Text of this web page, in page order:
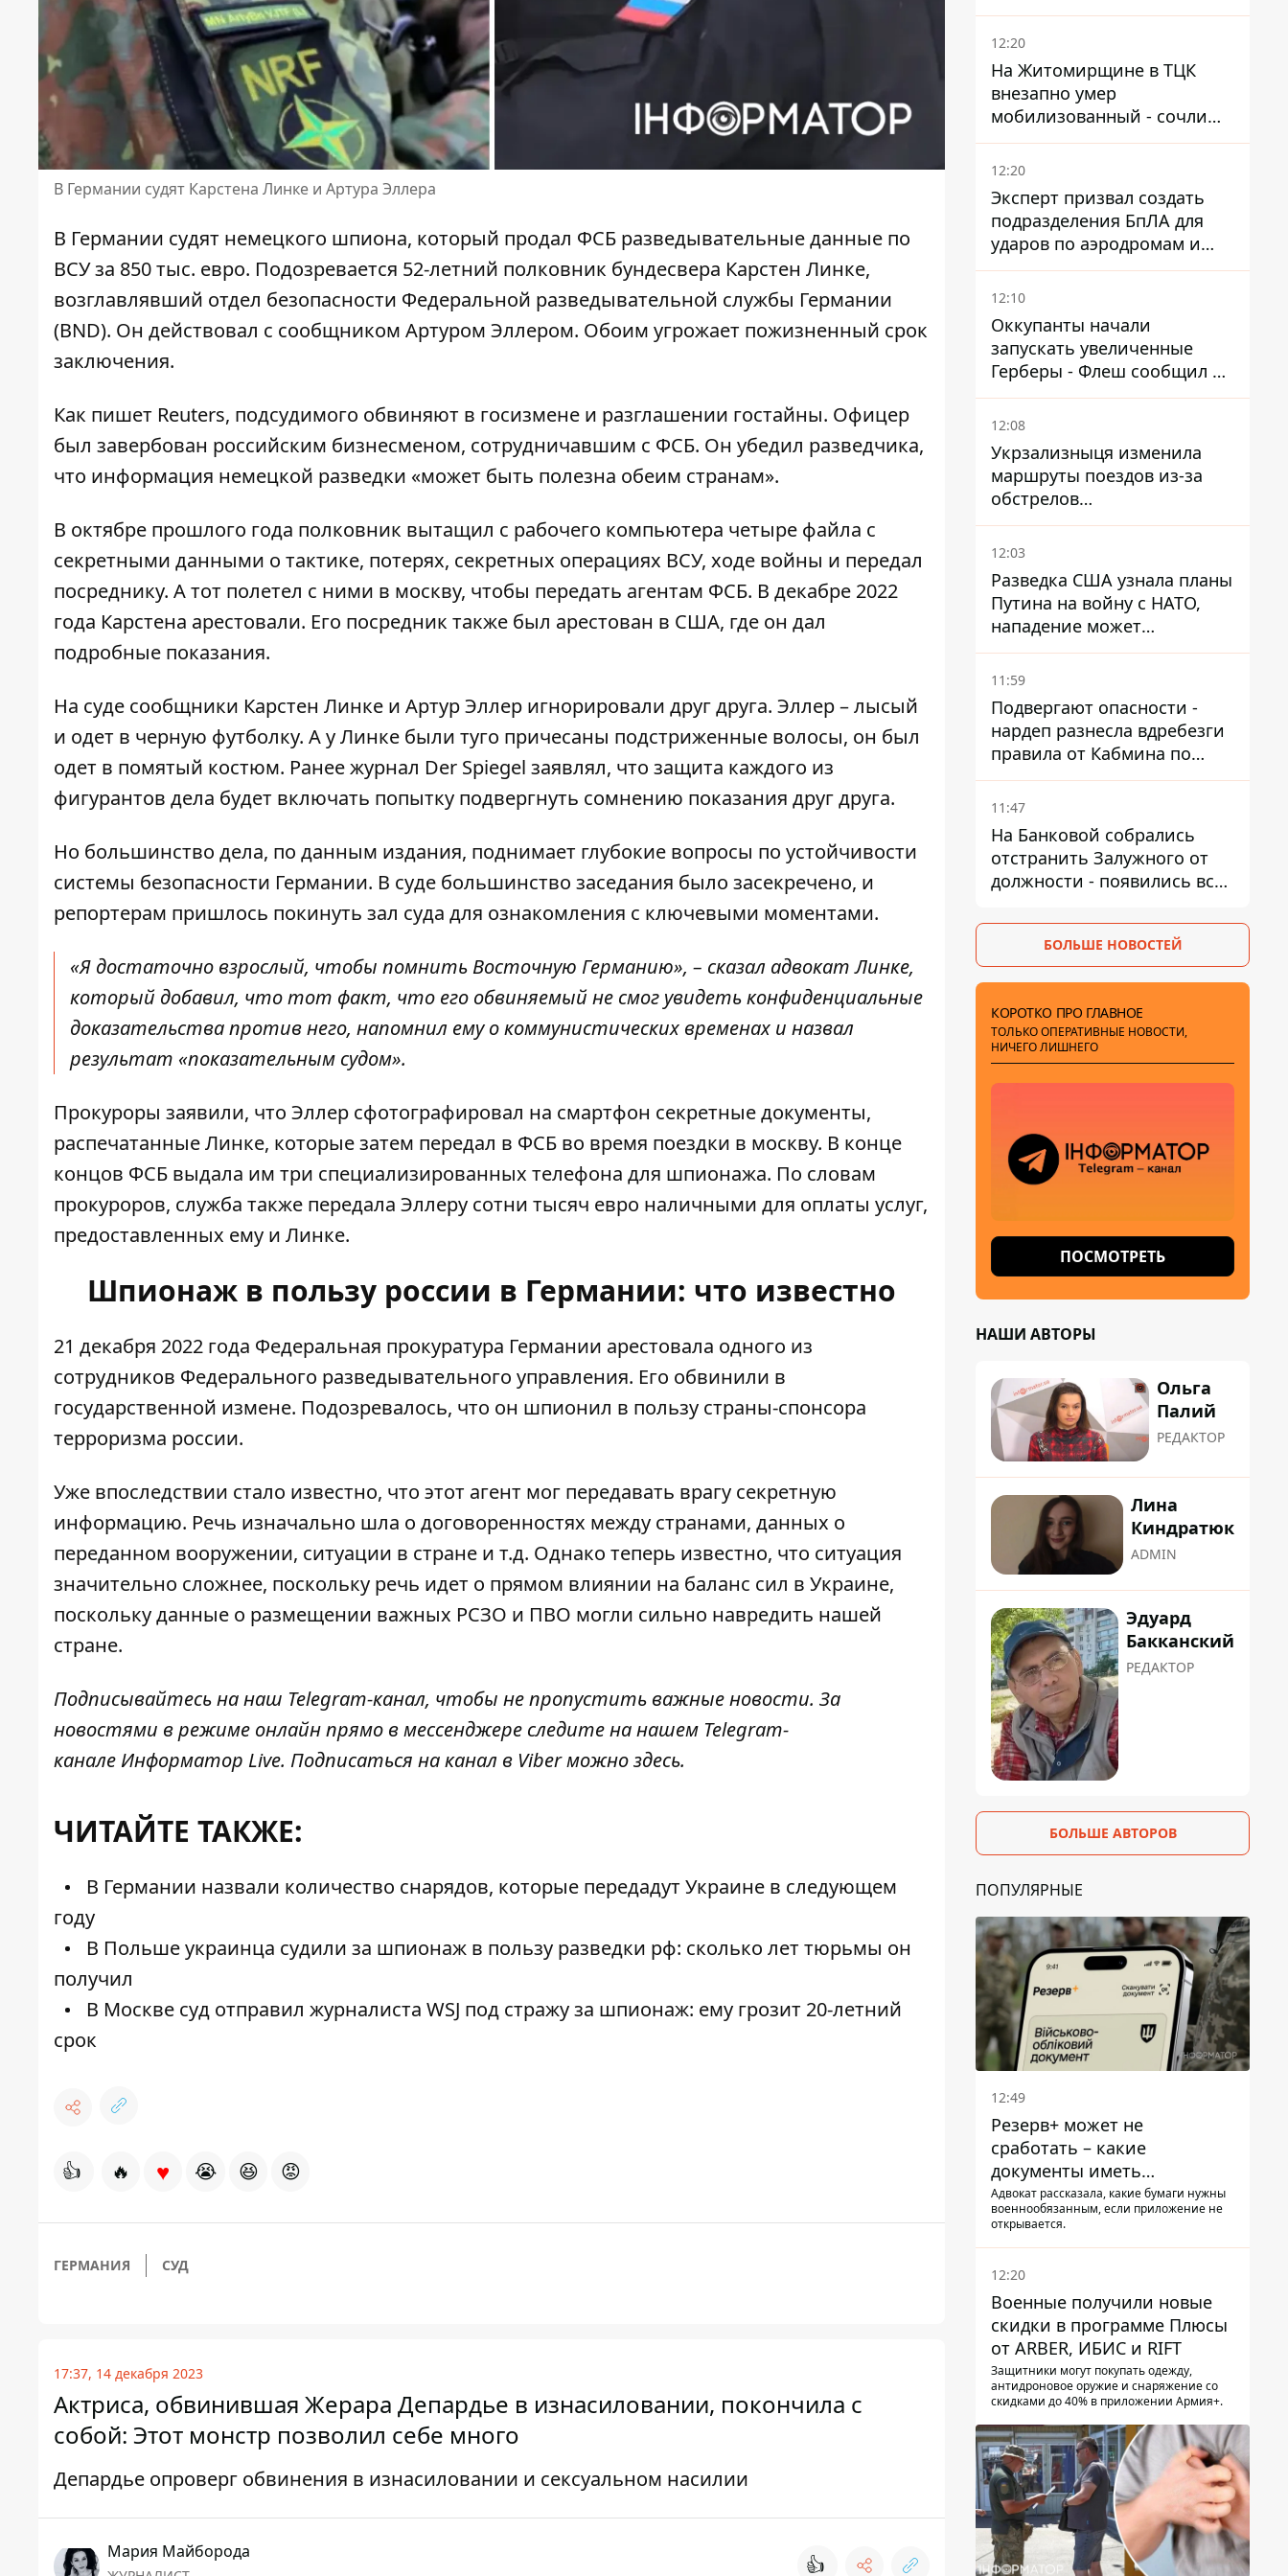
В Германии судят Карстена Линке и Артура Эллера
В Германии судят немецкого шпиона, который продал ФСБ разведывательные данные по
ВСУ за 850 тыс. евро. Подозревается 52-летний полковник бундесвера Карстен Линке,
возглавлявший отдел безопасности Федеральной разведывательной службы Германии
(BND). Он действовал с сообщником Артуром Эллером. Обоим угрожает пожизненный срок
заключения.
Как пишет Reuters, подсудимого обвиняют в госизмене и разглашении гостайны. Офицер
был завербован российским бизнесменом, сотрудничавшим с ФСБ. Он убедил разведчика,
что информация немецкой разведки «может быть полезна обеим странам».
В октябре прошлого года полковник вытащил с рабочего компьютера четыре файла с
секретными данными о тактике, потерях, секретных операциях ВСУ, ходе войны и передал
посреднику. А тот полетел с ними в москву, чтобы передать агентам ФСБ. В декабре 2022
года Карстена арестовали. Его посредник также был арестован в США, где он дал
подробные показания.
На суде сообщники Карстен Линке и Артур Эллер игнорировали друг друга. Эллер – лысый
и одет в черную футболку. А у Линке были туго причесаны подстриженные волосы, он был
одет в помятый костюм. Ранее журнал Der Spiegel заявлял, что защита каждого из
фигурантов дела будет включать попытку подвергнуть сомнению показания друг друга.
Но большинство дела, по данным издания, поднимает глубокие вопросы по устойчивости
системы безопасности Германии. В суде большинство заседания было засекречено, и
репортерам пришлось покинуть зал суда для ознакомления с ключевыми моментами.
«Я достаточно взрослый, чтобы помнить Восточную Германию», – сказал адвокат Линке,
который добавил, что тот факт, что его обвиняемый не смог увидеть конфиденциальные
доказательства против него, напомнил ему о коммунистических временах и назвал
результат «показательным судом».
Прокуроры заявили, что Эллер сфотографировал на смартфон секретные документы,
распечатанные Линке, которые затем передал в ФСБ во время поездки в москву. В конце
концов ФСБ выдала им три специализированных телефона для шпионажа. По словам
прокуроров, служба также передала Эллеру сотни тысяч евро наличными для оплаты услуг,
предоставленных ему и Линке.
Шпионаж в пользу россии в Германии: что известно
21 декабря 2022 года Федеральная прокуратура Германии арестовала одного из
сотрудников Федерального разведывательного управления. Его обвинили в
государственной измене. Подозревалось, что он шпионил в пользу страны-спонсора
терроризма россии.
Уже впоследствии стало известно, что этот агент мог передавать врагу секретную
информацию. Речь изначально шла о договоренностях между странами, данных о
переданном вооружении, ситуации в стране и т.д. Однако теперь известно, что ситуация
значительно сложнее, поскольку речь идет о прямом влиянии на баланс сил в Украине,
поскольку данные о размещении важных РСЗО и ПВО могли сильно навредить нашей
стране.
Подписывайтесь на наш Telegram-канал, чтобы не пропустить важные новости. За
новостями в режиме онлайн прямо в мессенджере следите на нашем Telegram-
канале Информатор Live. Подписаться на канал в Viber можноздесь.
ЧИТАЙТЕ ТАКЖЕ:
В Германии назвали количество снарядов, которые передадут Украине в следующем
году
В Польше украинца судили за шпионаж в пользу разведки рф: сколько лет тюрьмы он
получил
В Москве суд отправил журналиста WSJ под стражу за шпионаж: ему грозит 20-летний
срок
👍 🔥 ♥ 😭 😆 😡
ГЕРМАНИЯ СУД
17:37, 14 декабря 2023
Актриса, обвинившая Жерара Депардье в изнасиловании, покончила с
собой: Этот монстр позволил себе много
Депардье опроверг обвинения в изнасиловании и сексуальном насилии
Мария Майборода
👍
12:20
На Житомирщине в ТЦК
внезапно умер
мобилизованный - сочли
годным и сразу
остановилось сердце
12:20
Эксперт призвал создать
подразделения БпЛА для
ударов по аэродромам и
составам КАБ врага
12:10
Оккупанты начали
запускать увеличенные
Герберы - Флеш сообщил о
новой модификации дрона
12:08
Укрзализныця изменила
маршруты поездов из-за
обстрелов
Днепропетровщины,
Харьковщины и Запорожья
12:03
Разведка США узнала планы
Путина на войну с НАТО,
нападение может
произойти осенью – в WSJ
раскрыли детали
11:59
Подвергают опасности -
нардеп разнесла вдребезги
правила от Кабмина по
хранению горючего
11:47
На Банковой собрались
отстранить Залужного от
должности - появились все
БОЛЬШЕ НОВОСТЕЙ
КОРОТКО ПРО ГЛАВНОЕ
ТОЛЬКО ОПЕРАТИВНЫЕ НОВОСТИ,
НИЧЕГО ЛИШНЕГО
ПОСМОТРЕТЬ
НАШИ АВТОРЫ
Ольга
Палий
РЕДАКТОР
Лина
Киндратюк
ADMIN
Эдуард
Бакканский
РЕДАКТОР
БОЛЬШЕ АВТОРОВ
ПОПУЛЯРНЫЕ
12:49
Резерв+ может не
сработать – какие
документы иметь
мужчинам, чтобы не
попасть в ТЦК
Адвокат рассказала, какие бумаги нужны
военнообязанным, если приложение не
открывается.
12:20
Военные получили новые
скидки в программе Плюсы
от ARBER, ИБИС и RIFT
Защитники могут покупать одежду,
антидроновое оружие и снаряжение со
скидками до 40% в приложении Армия+.